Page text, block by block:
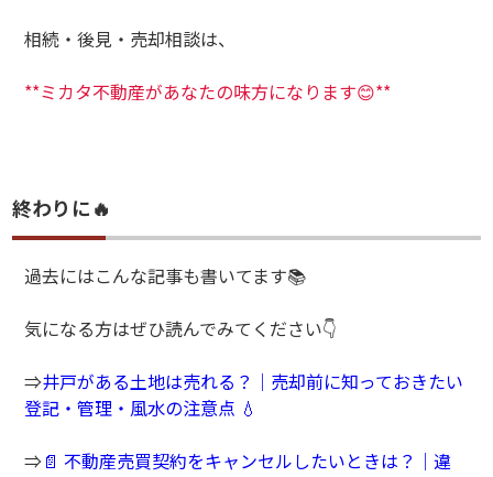
相続・後見・売却相談は、
**ミカタ不動産があなたの味方になります😊**
終わりに🔥
過去にはこんな記事も書いてます📚
気になる方はぜひ読んでみてください👇
⇒井戸がある土地は売れる？｜売却前に知っておきたい
登記・管理・風水の注意点 💧
⇒📄 不動産売買契約をキャンセルしたいときは？｜違